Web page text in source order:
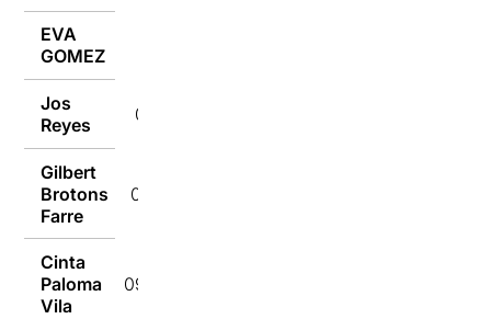
EVA
GOMEZ
Jos
Reyes
09/07/2018
Gilbert
Brotons
Farre
09/07/2018
Cinta
Paloma
Vila
09/07/2018